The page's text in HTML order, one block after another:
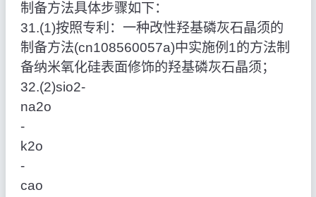
制备方法具体步骤如下：
31.(1)按照专利：一种改性羟基磷灰石晶须的
制备方法(cn108560057a)中实施例1的方法制
备纳米氧化硅表面修饰的羟基磷灰石晶须；
32.(2)sio2‑
na2o
‑
k2o
‑
cao